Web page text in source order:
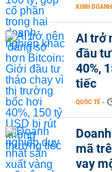
KINH DOANH
AI trở
đầu
40%,
tiếc
QUỐC TẾ -
mã
vay